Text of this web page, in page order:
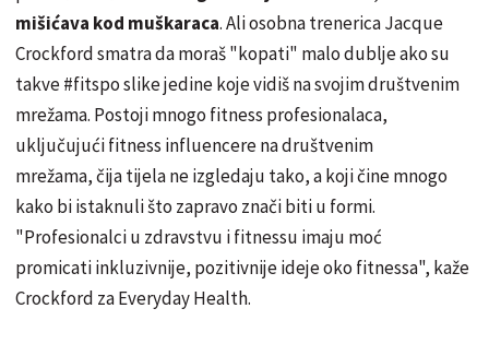
mišićava kod muškaraca. Ali osobna trenerica Jacque
Crockford smatra da moraš "kopati" malo dublje ako su
takve #fitspo slike jedine koje vidiš na svojim društvenim
mrežama. Postoji mnogo fitness profesionalaca,
uključujući fitness influencere na društvenim
mrežama, čija tijela ne izgledaju tako, a koji čine mnogo
kako bi istaknuli što zapravo znači biti u formi.
"Profesionalci u zdravstvu i fitnessu imaju moć
promicati inkluzivnije, pozitivnije ideje oko fitnessa", kaže
Crockford za Everyday Health.